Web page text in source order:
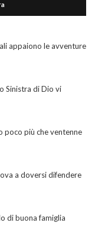
appaiono le avventure
Sinistra di Dio vi
poco più che ventenne
a doversi difendere
di buona famiglia